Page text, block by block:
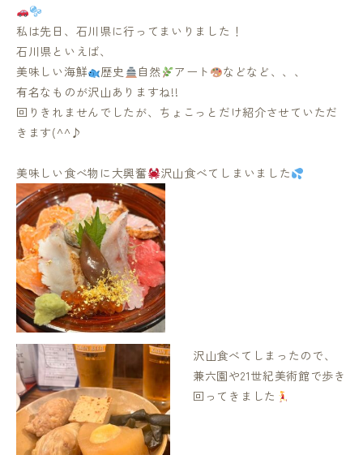
私は先日、石川県に行ってまいりました！
石川県といえば、
美味しい海鮮
歴史 自然 アート
などなど、、、
有名なものが沢山ありますね!!
回りきれませんでしたが、ちょこっとだけ紹介させていただ
きます(^^♪
美味しい食べ物に大興奮 沢山食べてしまいました
沢山食べてしまったので、
兼六園や21世紀美術館で歩き
回ってきました